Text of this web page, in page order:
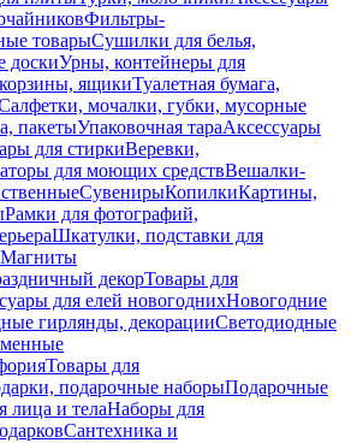
Фильтры-
товарыСушилки для белья,
доскиУрны, контейнеры для
ящикиТуалетная бумага,
мочалки, губки, мусорные
пакетыУпаковочная тараАксессуары
для стиркиВеревки,
для моющих средствВешалки-
СувенирыКопилкиКартины,
Рамки для фотографий,
Шкатулки, подставки для
Магниты
декорТовары для
для елей новогоднихНовогодние
гирлянды, декорацииСветодиодные
Товары для
подарочные наборыПодарочные
лица и телаНаборы для
Сантехника и